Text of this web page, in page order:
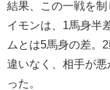
結果、この一戦を
イモンは、1馬身半
ムとは5馬身の差。
違いなく、相手が
った。